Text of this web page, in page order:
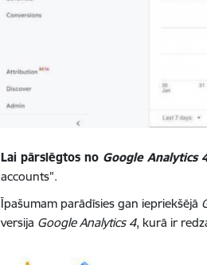
Lai pārslēgtos no Google Analytics
accounts”.
Īpašumam parādīsies gan iepriekšējā
versija Google Analytics 4, kurā ir